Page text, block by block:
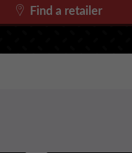
Find a retailer